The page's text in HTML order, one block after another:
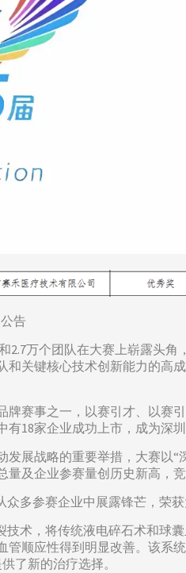
告
万个团队在大赛上崭露头
关键核心技术创新能力的高
赛事之一，以赛引才、以赛
18家企业成功上市，成为深
展战略的重要举措，大赛以“
及企业参赛量创历史新高，
多参赛企业中展露锋芒，荣获
术，将传统液电碎石术和球
顺应性得到明显改善。该系
了新的治疗选择。